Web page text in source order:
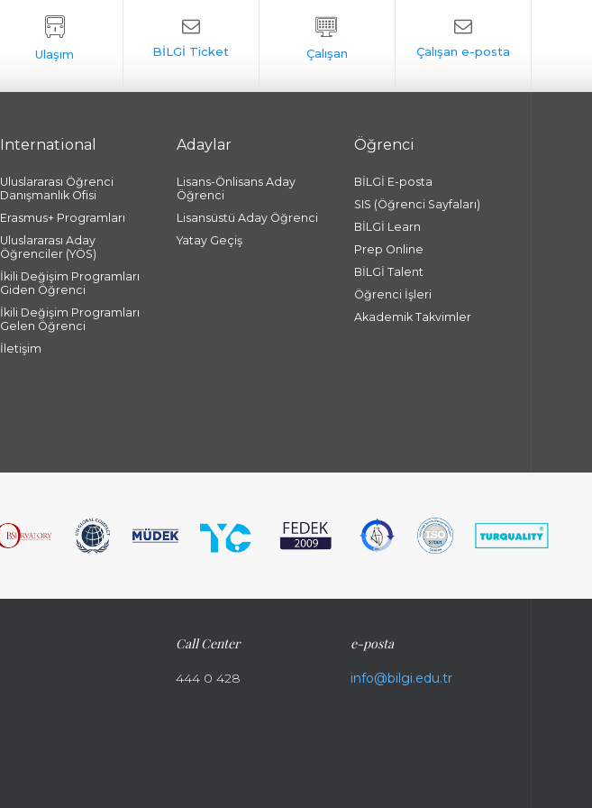
International
Uluslararası Öğrenci
Danışmanlık Ofisi
Erasmus+ Programları
Uluslararası Aday
Öğrenciler (YÖS)
İkili Değişim Programları
Giden Öğrenci
İkili Değişim Programları
Gelen Öğrenci
İletişim
Adaylar
Lisans-Önlisans Aday
Öğrenci
Lisansüstü Aday Öğrenci
Yatay Geçiş
Öğrenci
BİLGİ E-posta
SIS (Öğrenci Sayfaları)
BİLGİ Learn
Prep Online
BİLGİ Talent
Öğrenci İşleri
Akademik Takvimler
Call Center
444 0 428
e-posta
info@bilgi.edu.tr